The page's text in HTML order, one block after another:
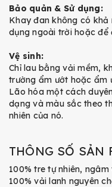
Bảo quản & Sử dụng:
Khay đan không có khả
dụng ngoài trời hoặc để
Vệ sinh:
Chỉ lau bằng vải mềm,
trường ẩm ướt hoặc ẩm
Lão hóa một cách
dạng và màu sắc theo
nhiên của nó.
THÔNG SỐ SẢN
100% tre tự nhiên,
100% vải lanh nguyên